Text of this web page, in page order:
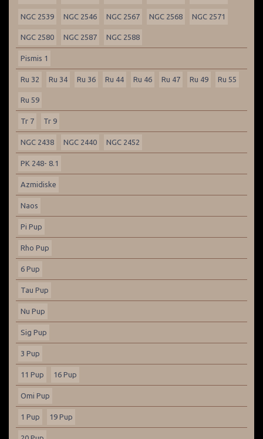
NGC 2539 NGC 2546 NGC 2567 NGC 2568 NGC 2571
NGC 2580 NGC 2587 NGC 2588
Pismis 1
Ru 32 Ru 34 Ru 36 Ru 44 Ru 46 Ru 47 Ru 49 Ru 55
Ru 59
Tr 7 Tr 9
NGC 2438 NGC 2440 NGC 2452
PK 248- 8.1
Azmidiske
Naos
Pi Pup
Rho Pup
6 Pup
Tau Pup
Nu Pup
Sig Pup
3 Pup
11 Pup 16 Pup
Omi Pup
1 Pup 19 Pup